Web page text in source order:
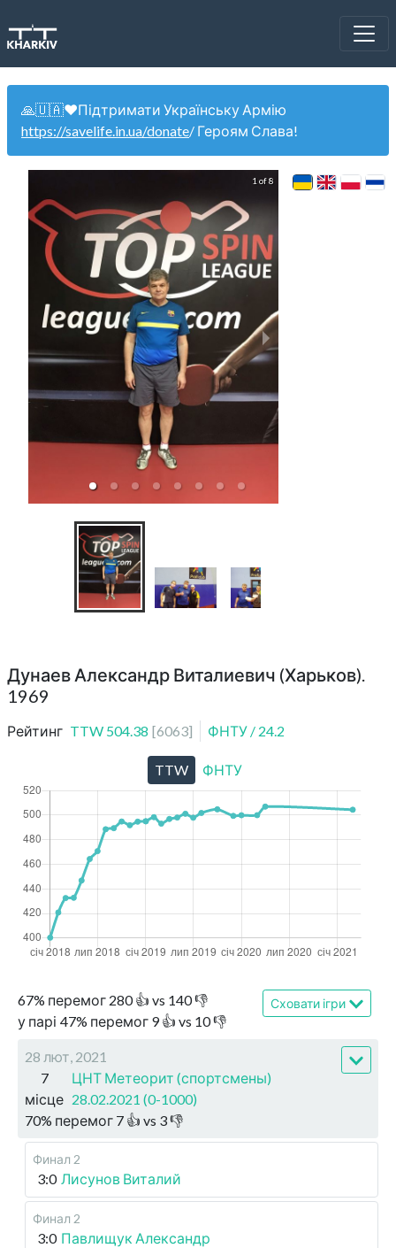
🙏🇺🇦❤️Підтримати Українську Армію
https://savelife.in.ua/donate/ Героям Слава!
1 of 8
Дунаев Александр Виталиевич (Харьков).
1969
Рейтинг TTW 504.38 [6063] ФНТУ / 24.2
67% перемог 280👍 vs 140👎
у парі 47% перемог 9👍 vs 10👎
Сховати ігри
28 лют, 2021
7
місце
ЦНТ Метеорит (спортсмены)
28.02.2021 (0-1000)
70% перемог 7 👍 vs 3👎
Финал 2
3:0 Лисунов Виталий
Финал 2
3:0 Павлищук Александр
TTW ФНТУ